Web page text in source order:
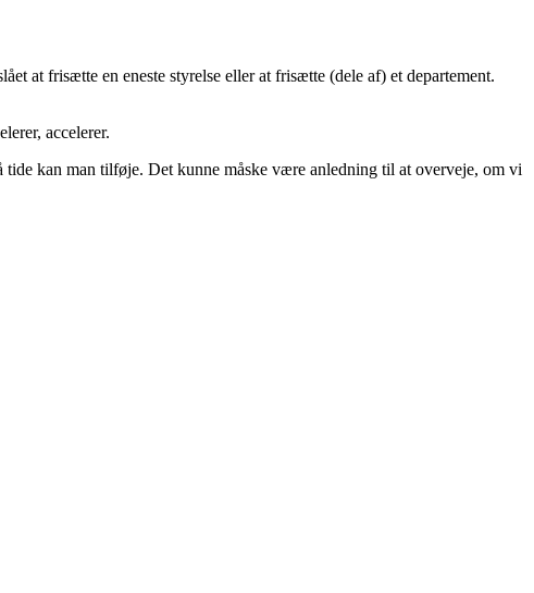
at frisætte en eneste styrelse eller at frisætte (dele af) et departement.
accelerer.
kan man tilføje. Det kunne måske være anledning til at overveje, om vi